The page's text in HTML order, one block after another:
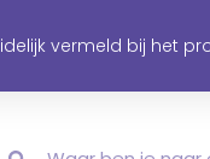
vermeld bij het